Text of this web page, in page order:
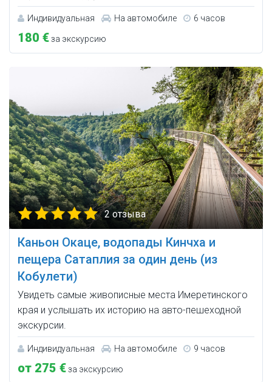
Индивидуальная На автомобиле 6 часов
180 €за экскурсию
2 отзыва
Каньон Окаце, водопады Кинчха и
пещера Сатаплия за один день (из
Кобулети)
Увидеть самые живописные места Имеретинского
края и услышать их историю на авто-пешеходной
экскурсии.
Индивидуальная На автомобиле 9 часов
от 275 €за экскурсию